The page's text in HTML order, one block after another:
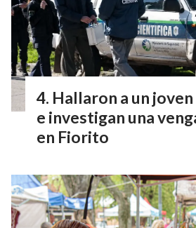
Hallaron a un
e investigan una
en Fiorito